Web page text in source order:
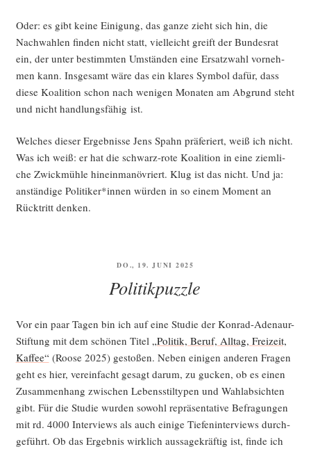
Oder: es gibt kei­ne Eini­gung, das gan­ze zieht sich hin, die
Nach­wah­len fin­den nicht statt, viel­leicht greift der Bun­des­rat
ein, der unter bestimm­ten Umstän­den eine Ersatz­wahl vor­neh­
men kann. Ins­ge­samt wäre das ein kla­res Sym­bol dafür, dass
die­se Koali­ti­on schon nach weni­gen Mona­ten am Abgrund steht
und nicht hand­lungs­fä­hig ist.
Wel­ches die­ser Ergeb­nis­se Jens Spahn prä­fe­riert, weiß ich nicht.
Was ich weiß: er hat die schwarz-rote Koali­ti­on in eine ziem­li­
che Zwick­müh­le hin­ein­ma­nö­vriert. Klug ist das nicht. Und ja:
anstän­di­ge Politiker*innen wür­den in so einem Moment an
Rück­tritt denken.
VERÖFFENTLICHT
DO., 19. JUNI 2025
Politikpuzzle
Vor ein paar Tagen bin ich auf eine Stu­die der Kon­rad-Ade­naur-
Stif­tung mit dem schö­nen Titel „Poli­tik, Beruf, All­tag, Frei­zeit,
Kaf­fee“ (Roo­se 2025) gesto­ßen. Neben eini­gen ande­ren Fra­gen
geht es hier, ver­ein­facht gesagt dar­um, zu gucken, ob es einen
Zusam­men­hang zwi­schen Lebens­stil­ty­pen und Wahl­ab­sich­ten
gibt. Für die Stu­die wur­den sowohl reprä­sen­ta­ti­ve Befra­gun­gen
mit rd. 4000 Inter­views als auch eini­ge Tie­fen­in­ter­views durch­
ge­führt. Ob das Ergeb­nis wirk­lich aus­sa­ge­kräf­tig ist, fin­de ich